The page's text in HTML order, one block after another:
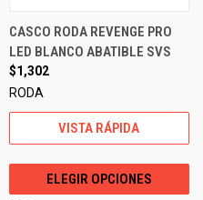
CASCO RODA REVENGE PRO
LED BLANCO ABATIBLE SVS
$1,302
RODA
VISTA RÁPIDA
ELEGIR OPCIONES